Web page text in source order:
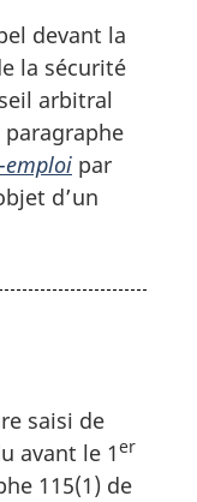
devant la
la sécurité
arbitral
emploi par
d’un
saisi de
avant le 1er
115(1) de